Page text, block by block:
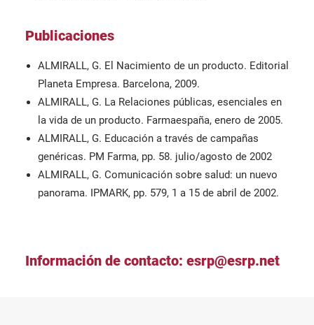
Publicaciones
ALMIRALL, G. El Nacimiento de un producto. Editorial
Planeta Empresa. Barcelona, ​​2009.
ALMIRALL, G. La Relaciones públicas, esenciales en
la vida de un producto. Farmaespaña, enero de 2005.
ALMIRALL, G. Educación a través de campañas
genéricas. PM Farma, pp. 58. julio/agosto de 2002
ALMIRALL, G. Comunicación sobre salud: un nuevo
panorama. IPMARK, pp. 579, 1 a 15 de abril de 2002.
Información de contacto: esrp@esrp.net